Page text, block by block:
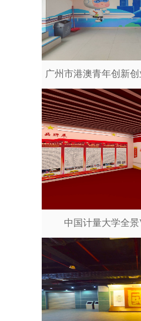
广州市港澳青年创新
中国计量大学全